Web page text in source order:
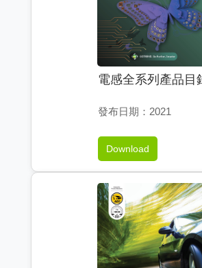
電感全系列產品目
發布日期：2021
Download